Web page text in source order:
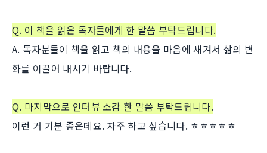
Q. 이 책을 읽은 독자들에게 한 말씀 부탁드립니다.
A. 독자분들이 책을 읽고 책의 내용을 마음에 새겨서 삶의 변
화를 이끌어 내시기 바랍니다.
Q. 마지막으로 인터뷰 소감 한 말씀 부탁드립니다.
이런 거 기분 좋은데요. 자주 하고 싶습니다. ㅎㅎㅎㅎㅎ